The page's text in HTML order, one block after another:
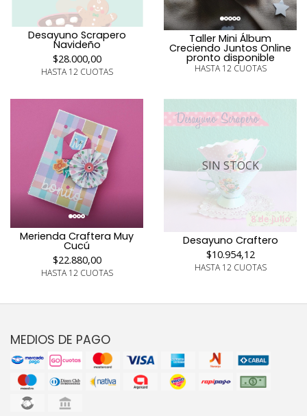
Desayuno Scrapero
Navideño
$28.000,00
HASTA 12 CUOTAS
Taller Mini Álbum
Creciendo Juntos Online
pronto disponible
HASTA 12 CUOTAS
Merienda Craftera Muy
Cucú
$22.880,00
HASTA 12 CUOTAS
SIN STOCK
Desayuno Craftero
$10.954,12
HASTA 12 CUOTAS
MEDIOS DE PAGO